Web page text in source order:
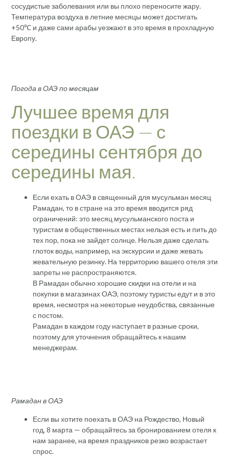
сосудистые заболевания или вы плохо переносите жару.
Температура воздуха в летние месяцы может достигать
+50℃ и даже сами арабы уезжают в это время в прохладную
Европу.
Погода в ОАЭ по месяцам
Лучшее время для
поездки в ОАЭ — с
середины сентября до
середины мая.
Если ехать в ОАЭ в священный для мусульман месяц
Рамадан, то в стране на это время вводится ряд
ограничений: это месяц мусульманского поста и
туристам в общественных местах нельзя есть и пить до
тех пор, пока не зайдет солнце. Нельзя даже сделать
глоток воды, например, на экскурсии и даже жевать
жевательную резинку. На территорию вашего отеля эти
запреты не распространяются.
В Рамадан обычно хорошие скидки на отели и на
покупки в магазинах ОАЭ, поэтому туристы едут и в это
время, несмотря на некоторые неудобства, связанные
с постом.
Рамадан в каждом году наступает в разные сроки,
поэтому для уточнения обращайтесь к нашим
менеджерам.
Рамадан в ОАЭ
Если вы хотите поехать в ОАЭ на Рождество, Новый
год, 8 марта — обращайтесь за бронированием отеля к
нам заранее, на время праздников резко возрастает
спрос.